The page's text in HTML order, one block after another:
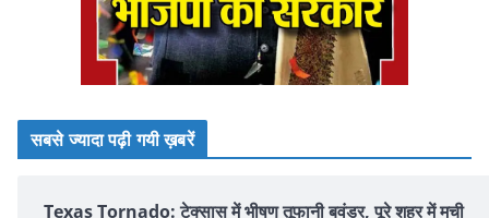
सबसे ज्यादा पढ़ी गयी ख़बरें
Texas Tornado: टेक्सास में भीषण तूफानी बवंडर, पूरे शहर में मची